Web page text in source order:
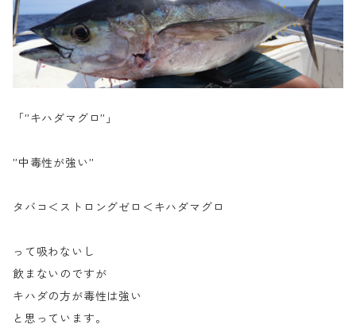
「”キハダマグロ”」
”中毒性が強い”
タバコ＜ストロングゼロ＜キハダマグロ
って吸わないし
飲まないのですが
キハダの方が毒性は強い
と思っています。